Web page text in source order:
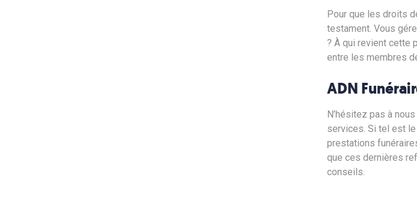
Pour que les droits
testament. Vous
? À qui revient cette
entre les membres
ADN
N’hésitez pas à
services. Si tel est
prestations
que ces dernières
conseils.